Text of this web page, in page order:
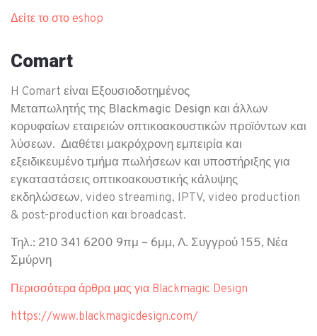
Δείτε το στο eshop
Comart
H Comart είναι Εξουσιοδοτημένος
Μεταπωλητής της Blackmagic Design και άλλων
κορυφαίων εταιρειών οπτικοακουστικών προϊόντων και
λύσεων. Διαθέτει μακρόχρονη εμπειρία και
εξειδικευμένο τμήμα πωλήσεων και υποστήριξης για
εγκαταστάσεις οπτικοακουστικής κάλυψης
εκδηλώσεων, video streaming, IPTV, video production
& post-production και broadcast.
Τηλ.: 210 341 6200 9πμ – 6μμ, Λ. Συγγρού 155, Νέα
Σμύρνη
Περισσότερα άρθρα μας για Blackmagic Design
https://www.blackmagicdesign.com/